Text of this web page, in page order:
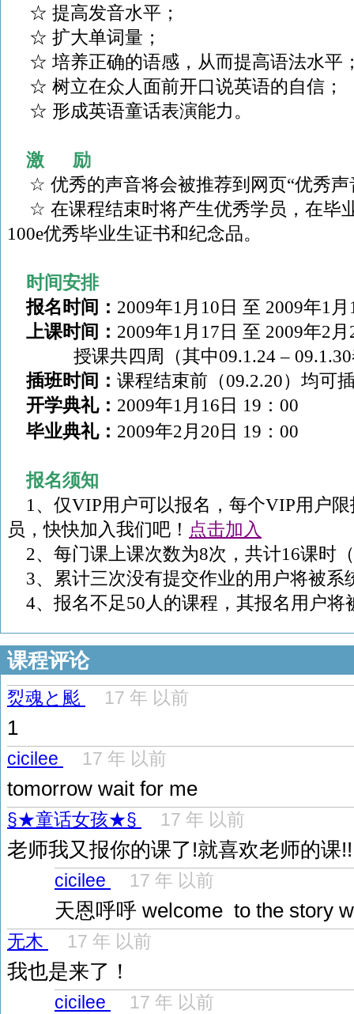
☆ 提高发音水平；
☆ 扩大单词量；
☆ 培养正确的语感，从而提高语法水平
☆ 树立在众人面前开口说英语的自信；
☆ 形成英语童话表演能力。
激
励
☆ 优秀的声音将会被推荐到网页“优秀声
☆ 在课程结束时将产生优秀学员，在毕
100e优秀毕业生证书和纪念品。
时间安排
报名时间： 2009年1 月 10 日 至 2009年1 月
上课时间： 2009年1 月 17 日 至 2009年2 月
授课共四周（其中09.1.24 – 09.1.30
插班时间：课程结束前（09.2.20）均可
开学典礼： 2009年1 月 16 日 19 ：00
毕业典礼： 2009年2 月 20 日 19 ：00
报名须知
1、仅VIP用户可以报名，每个VIP用户
员，快快加入我们吧！ 点击加入
2、每门课上课次数为8次，共计16课时
3、累计三次没有提交作业的用户将被系
4、报名不足50人的课程，其报名用户
课程评论
烮魂と颩 17 年 以前
1
cicilee 17 年 以前
tomorrow wait for me
§★童话女孩★§ 17 年 以前
老师我又报你的课了!就喜欢老师的课
cicilee 17 年 以前
天恩呼呼 welcome to the story
无木 17 年 以前
我也是来了！
cicilee 17 年 以前